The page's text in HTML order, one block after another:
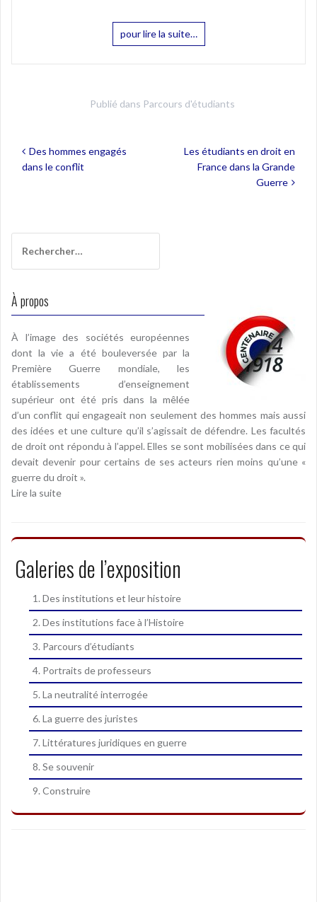
pour lire la suite…
Publié dans Parcours d'étudiants
Navigation
de
Des hommes engagés
dans le conflit
Les étudiants en droit en
France dans la Grande
Guerre
À propos
À l’image des sociétés européennes
dont la vie a été bouleversée par la
Première Guerre mondiale, les
établissements d’enseignement
supérieur ont été pris dans la mêlée
d’un conflit qui engageait non seulement des hommes mais aussi
des idées et une culture qu’il s’agissait de défendre. Les facultés
de droit ont répondu à l’appel. Elles se sont mobilisées dans ce qui
devait devenir pour certains de ses acteurs rien moins qu’une «
guerre du droit ».
Lire la suite
Galeries de l’exposition
1. Des institutions et leur histoire
2. Des institutions face à l’Histoire
3. Parcours d’étudiants
4. Portraits de professeurs
5. La neutralité interrogée
6. La guerre des juristes
7. Littératures juridiques en guerre
8. Se souvenir
9. Construire